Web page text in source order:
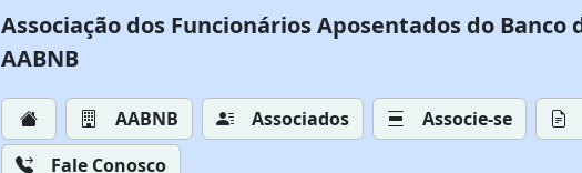
Associação dos Funcionários Aposentados do Banco
AABNB
AABNB Associados Associe-se
Fale Conosco